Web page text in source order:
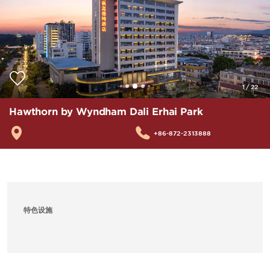
1/22
Hawthorn by Wyndham Dali Erhai Park
+86-872-2313888
特色设施